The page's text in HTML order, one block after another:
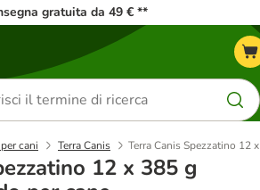
gratuita da 49 € **
cani Terra Canis Terra Canis Spezzatino 12
12 x 385 g